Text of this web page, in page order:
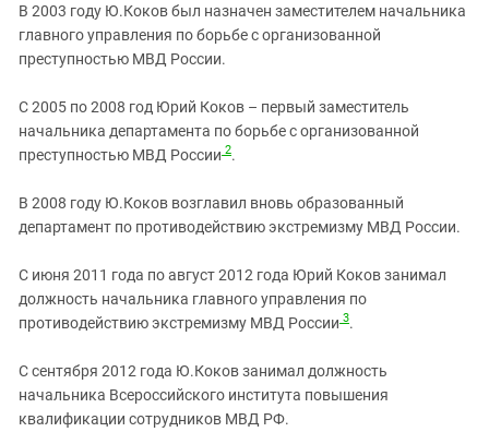
В 2003 году Ю.Коков был назначен заместителем начальника
главного управления по борьбе с организованной
преступностью МВД России.
С 2005 по 2008 год Юрий Коков – первый заместитель
начальника департамента по борьбе с организованной
преступностью МВД России 2.
В 2008 году Ю.Коков возглавил вновь образованный
департамент по противодействию экстремизму МВД России.
С июня 2011 года по август 2012 года Юрий Коков занимал
должность начальника главного управления по
противодействию экстремизму МВД России 3.
С сентября 2012 года Ю.Коков занимал должность
начальника Всероссийского института повышения
квалификации сотрудников МВД РФ.